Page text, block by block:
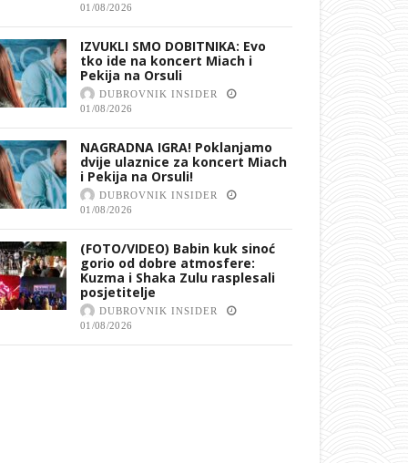
01/08/2026
IZVUKLI SMO DOBITNIKA: Evo
tko ide na koncert Miach i
Pekija na Orsuli
DUBROVNIK INSIDER
01/08/2026
NAGRADNA IGRA! Poklanjamo
dvije ulaznice za koncert Miach
i Pekija na Orsuli!
DUBROVNIK INSIDER
01/08/2026
(FOTO/VIDEO) Babin kuk sinoć
gorio od dobre atmosfere:
Kuzma i Shaka Zulu rasplesali
posjetitelje
DUBROVNIK INSIDER
01/08/2026